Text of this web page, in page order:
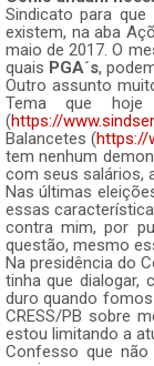
Sindicato para
existem, na aba
maio de 2017. O
quais PGA´s,
Outro assunto
Tema que
(https://
Balancetes (https://
tem nenhum
com seus salários,
Nas últimas
essas
contra mim, por
questão, mesmo
Na presidência do
tinha que dialogar,
duro quando
CRESS/PB sobre
estou limitando a
Confesso que